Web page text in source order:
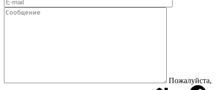
Пожалуйста,